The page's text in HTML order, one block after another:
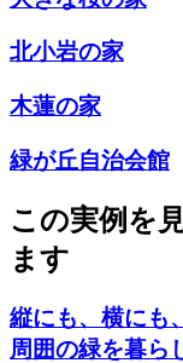
北小岩の家
木蓮の家
緑が丘自治会館
この実例を
ます
縦にも、横にも
周囲の緑を暮ら